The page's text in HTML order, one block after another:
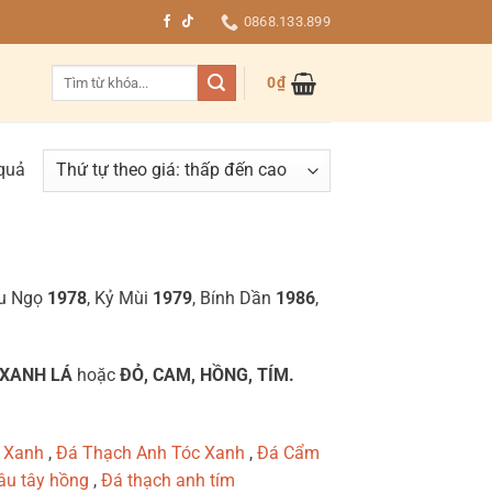
0868.133.899
0₫
Ngọ 1978, Kỷ Mùi 1979, Bính Dần 1986,
XANH LÁ hoặc ĐỎ, CAM, HỒNG, TÍM.
, Đá Thạch Anh Tóc Xanh , Đá Cẩm
tây hồng , Đá thạch anh tím